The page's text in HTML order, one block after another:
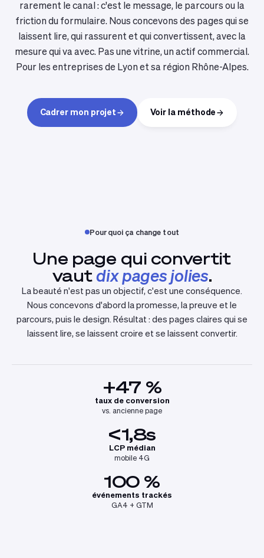
rarement le canal : c'est le message, le parcours ou la
friction du formulaire. Nous concevons des pages qui se
laissent lire, qui rassurent et qui convertissent, avec la
mesure qui va avec. Pas une vitrine, un actif commercial.
Pour les entreprises de Lyon et sa région Rhône-Alpes.
Cadrer mon projet Voir la méthode
Pourquoi ça change tout
Une page qui convertit
vautdix pages jolies.
La beauté n'est pas un objectif, c'est une conséquence.
Nous concevons d'abord la promesse, la preuve et le
parcours, puis le design. Résultat : des pages claires qui se
laissent lire, se laissent croire et se laissent convertir.
+47 %
taux de conversion
vs. ancienne page
<1,8s
LCP médian
mobile 4G
100 %
événements trackés
GA4 + GTM